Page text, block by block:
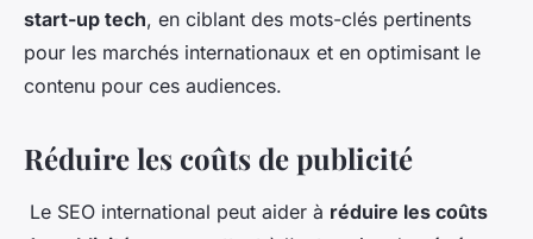
start-up tech, en ciblant des mots-clés pertinents
pour les marchés internationaux et en optimisant le
contenu pour ces audiences.
Réduire les coûts de publicité
Le SEO international peut aider à réduire les coûts